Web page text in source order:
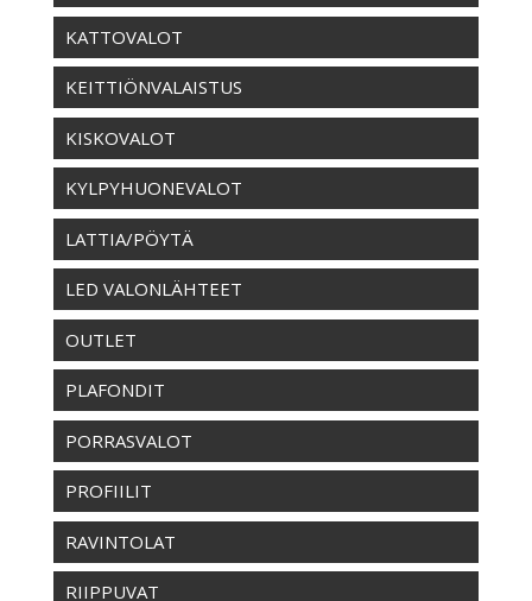
KATTOVALOT
KEITTIÖNVALAISTUS
KISKOVALOT
KYLPYHUONEVALOT
LATTIA/PÖYTÄ
LED VALONLÄHTEET
OUTLET
PLAFONDIT
PORRASVALOT
PROFIILIT
RAVINTOLAT
RIIPPUVAT